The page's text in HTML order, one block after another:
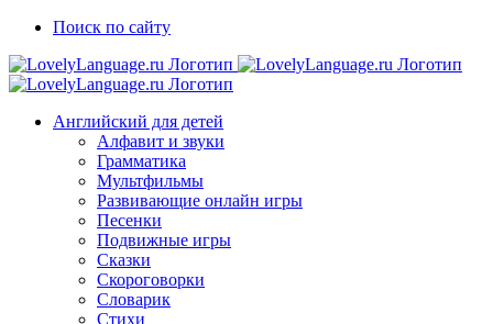
Skip
content
TelegramПоиск по сайту
Английский для детей
Алфавит и звуки
Грамматика
Мультфильмы
Развивающие онлайн игры
Песенки
Подвижные игры
Сказки
Скороговорки
Словарик
Стихи